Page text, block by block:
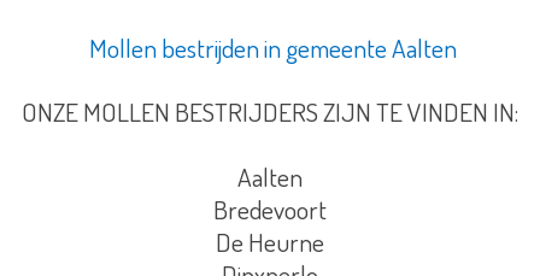
Mollen bestrijden in gemeente Aalten
ONZE MOLLEN BESTRIJDERS ZIJN TE VINDEN IN:
Aalten
Bredevoort
De Heurne